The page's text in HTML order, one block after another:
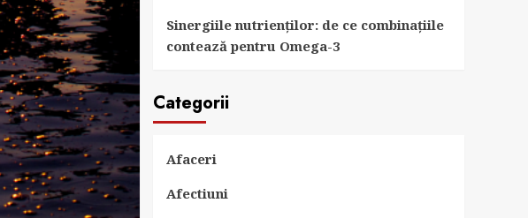
Sinergiile nutrienților: de ce combinațiile
contează pentru Omega-3
Categorii
Afaceri
Afectiuni